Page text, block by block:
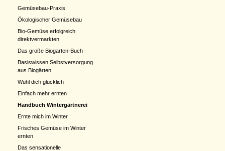
Gemüsebau-Praxis
Ökologischer Gemüsebau
Bio-Gemüse erfolgreich
direktvermarkten
Das große Biogarten-Buch
Basiswissen Selbstversorgung
aus Biogärten
Wühl dich glücklich
Einfach mehr ernten
Handbuch Wintergärtnerei
Ernte mich im Winter
Frisches Gemüse im Winter
ernten
Das sensationelle